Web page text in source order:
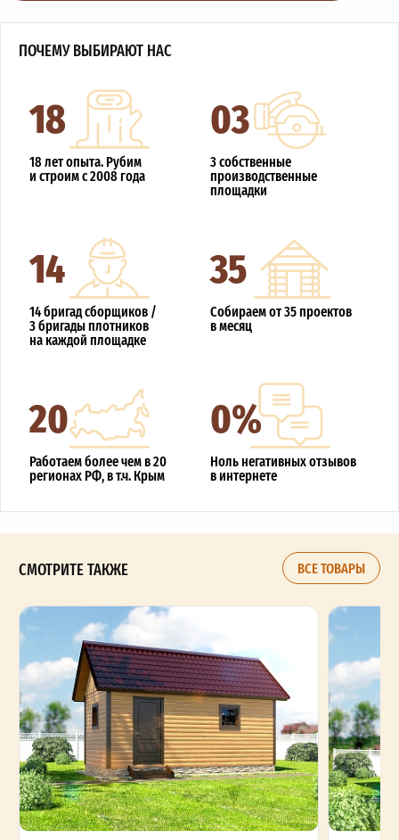
ПОЧЕМУ ВЫБИРАЮТ НАС
18
18 лет опыта. Рубим
и строим с 2008 года
03
3 собственные
производственные
площадки
14
14 бригад сборщиков /
3 бригады плотников
на каждой площадке
35
Собираем от 35 проектов
в месяц
20
Работаем более чем в 20
регионах РФ, в т.ч. Крым
0%
Ноль негативных отзывов
в интернете
СМОТРИТЕ ТАКЖЕ ВСЕ ТОВАРЫ